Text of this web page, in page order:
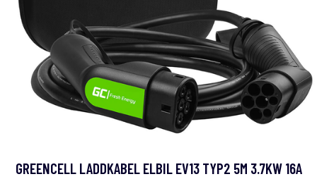
GREENCELL LADDKABEL ELBIL EV13 TYP2 5M 3.7KW 16A